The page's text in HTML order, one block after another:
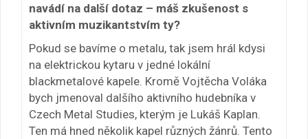
navádí na další dotaz – máš zkušenost s
aktivním muzikantstvím ty?
Pokud se bavíme o metalu, tak jsem hrál kdysi
na elektrickou kytaru v jedné lokální
blackmetalové kapele. Kromě Vojtěcha Voláka
bych jmenoval dalšího aktivního hudebníka v
Czech Metal Studies, kterým je Lukáš Kaplan.
Ten má hned několik kapel různých žánrů. Tento